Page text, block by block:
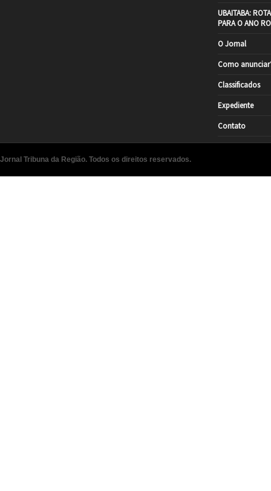
UBAITABA:
PARA O ANO
O Jornal
Como
Classificados
Expediente
Contato
Jornal Tribuna da Região. Todos os direitos reservados.